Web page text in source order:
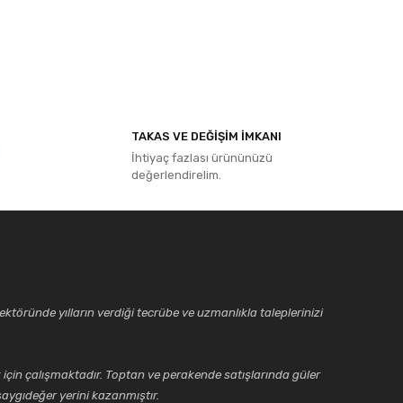
TAKAS VE DEĞİŞİM İMKANI
İhtiyaç fazlası ürününüzü
değerlendirelim.
yılların verdiği tecrübe ve uzmanlıkla taleplerinizi
çalışmaktadır. Toptan ve perakende satışlarında güler
yerini kazanmıştır.